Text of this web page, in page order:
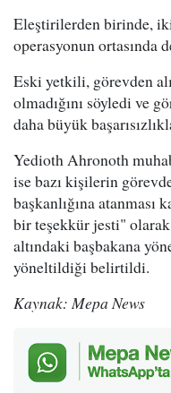
Eleştirilerden birinde,
operasyonun ortasında
Eski yetkili, görevden
olmadığını söyledi ve
daha büyük
Yedioth Ahronoth
ise bazı kişilerin
başkanlığına atanması
bir teşekkür jesti"
altındaki başbakana
yöneltildiği belirtildi.
Kaynak: Mepa News